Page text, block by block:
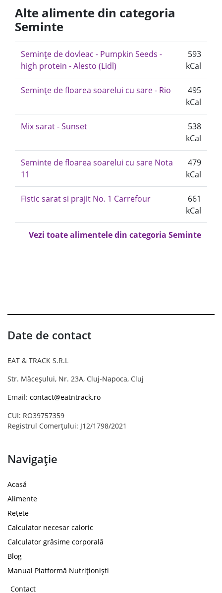
Alte alimente din categoria
Seminte
Semințe de dovleac - Pumpkin Seeds -
high protein - Alesto (Lidl)
593
kCal
Semințe de floarea soarelui cu sare - Rio
495
kCal
Mix sarat - Sunset
538
kCal
Seminte de floarea soarelui cu sare Nota
11
479
kCal
Fistic sarat si prajit No. 1 Carrefour
661
kCal
Vezi toate alimentele din categoria Seminte
Date de contact
EAT & TRACK S.R.L
Str. Măceșului, Nr. 23A, Cluj-Napoca, Cluj
Email: contact@eatntrack.ro
CUI: RO39757359
Registrul Comerțului: J12/1798/2021
Navigație
Acasă
Alimente
Rețete
Calculator necesar caloric
Calculator grăsime corporală
Blog
Manual Platformă Nutriționiști
Contact